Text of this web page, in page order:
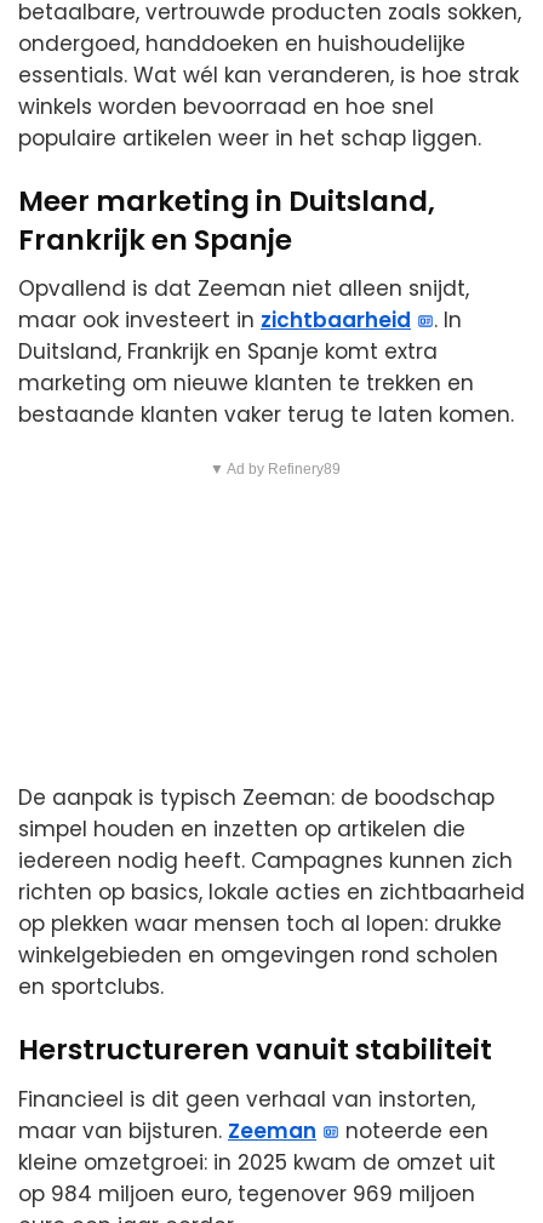
betaalbare, vertrouwde producten zoals sokken,
ondergoed, handdoeken en huishoudelijke
essentials. Wat wél kan veranderen, is hoe strak
winkels worden bevoorraad en hoe snel
populaire artikelen weer in het schap liggen.
Meer marketing in Duitsland,
Frankrijk en Spanje
Opvallend is dat Zeeman niet alleen snijdt,
maar ook investeert in zichtbaarheid
. In
Duitsland, Frankrijk en Spanje komt extra
marketing om nieuwe klanten te trekken en
bestaande klanten vaker terug te laten komen.
▼ Ad by Refinery89
De aanpak is typisch Zeeman: de boodschap
simpel houden en inzetten op artikelen die
iedereen nodig heeft. Campagnes kunnen zich
richten op basics, lokale acties en zichtbaarheid
op plekken waar mensen toch al lopen: drukke
winkelgebieden en omgevingen rond scholen
en sportclubs.
Herstructureren vanuit stabiliteit
Financieel is dit geen verhaal van instorten,
maar van bijsturen. Zeeman
noteerde een
kleine omzetgroei: in 2025 kwam de omzet uit
op 984 miljoen euro, tegenover 969 miljoen